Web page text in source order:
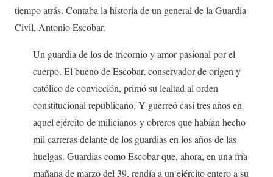
tiempo atrás. Contaba la historia de un general de la Guardia
Civil, Antonio Escobar.
Un guardia de los de tricornio y amor pasional por el
cuerpo. El bueno de Escobar, conservador de origen y
católico de convicción, primó su lealtad al orden
constitucional republicano. Y guerreó casi tres años en
aquel ejército de milicianos y obreros que habían hecho
mil carreras delante de los guardias en los años de las
huelgas. Guardias como Escobar que, ahora, en una fría
mañana de marzo del 39, rendía a un ejército entero a su